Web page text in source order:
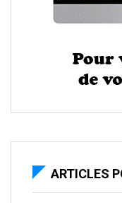
ARTICLES